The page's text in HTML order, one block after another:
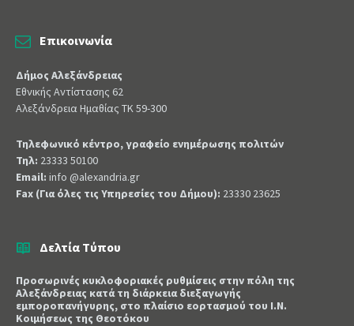
Επικοινωνία
Δήμος Αλεξάνδρειας
Εθνικής Αντίστασης 62
Αλεξάνδρεια Ημαθίας ΤΚ 59-300
Τηλεφωνικό κέντρο, γραφείο ενημέρωσης πολιτών
Τηλ: 23333 50100
Email: info @alexandria.gr
Fax (Για όλες τις Υπηρεσίες του Δήμου): 23330 23625
Δελτία Τύπου
Προσωρινές κυκλοφοριακές ρυθμίσεις στην πόλη της
Αλεξάνδρειας κατά τη διάρκεια διεξαγωγής
εμποροπανήγυρης, στο πλαίσιο εορτασμού του Ι.Ν.
Κοιμήσεως της Θεοτόκου